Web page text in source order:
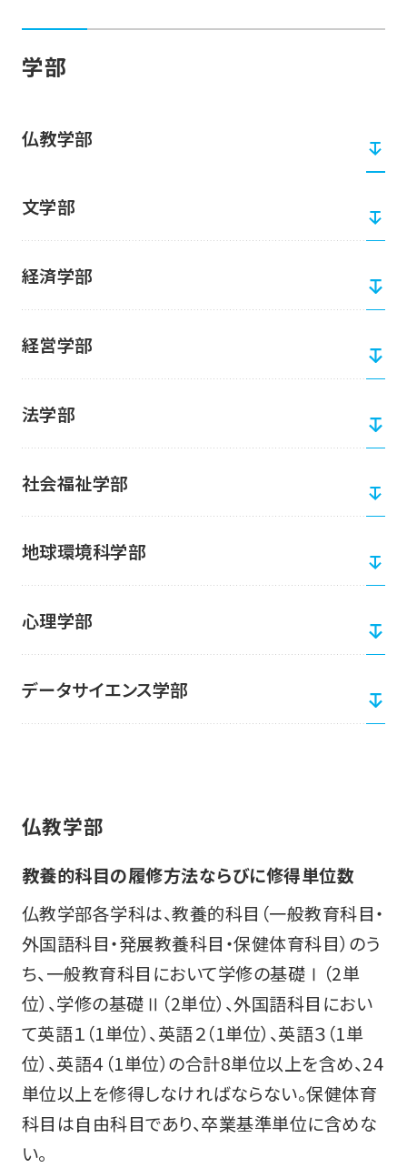
立正大学学園について
税制上の優遇措置
学部
仏教学部
文学部
経済学部
経営学部
法学部
社会福祉学部
地球環境科学部
心理学部
データサイエンス学部
仏教学部
教養的科目の履修方法ならびに修得単位数
仏教学部各学科は、教養的科目（一般教育科目・
外国語科目・発展教養科目・保健体育科目）のう
ち、一般教育科目において学修の基礎Ⅰ（2単
位）、学修の基礎Ⅱ（2単位）、外国語科目におい
て英語１（1単位）、英語２（1単位）、英語３（1単
位）、英語４（1単位）の合計8単位以上を含め、24
単位以上を修得しなければならない。保健体育
科目は自由科目であり、卒業基準単位に含めな
い。